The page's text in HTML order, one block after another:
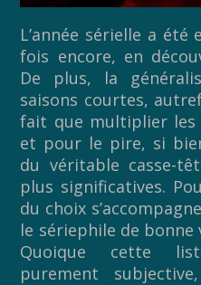
L’année sérielle a
fois encore, en
De plus, la
saisons courtes,
fait que multiplier
et pour le pire, si
du véritable casse-
plus significatives.
du choix
le sériephile de bonne
Quoique cette
purement